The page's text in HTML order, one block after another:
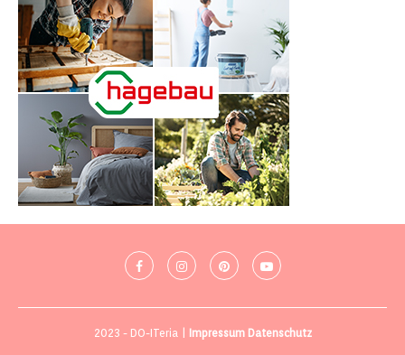
2023 - DO-ITeria | Impressum Datenschutz